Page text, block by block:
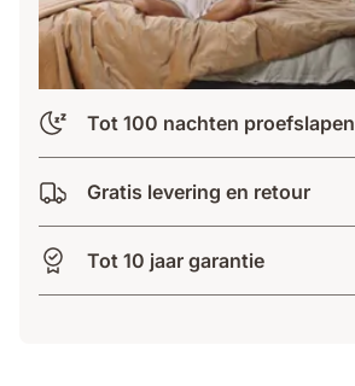
Tot 100 nachten proefslapen
Gratis levering en retour
Tot 10 jaar garantie